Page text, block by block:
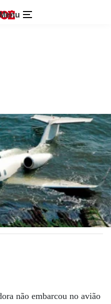
não embarcou no avião